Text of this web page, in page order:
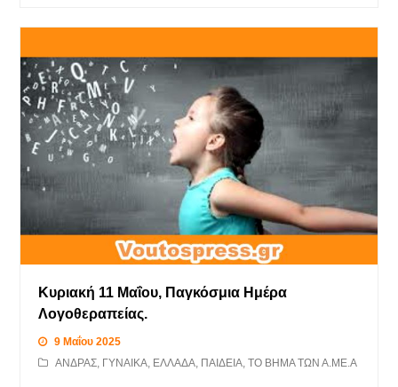
Κυριακή 11 Μαΐου, Παγκόσμια Ημέρα
Λογοθεραπείας.
9 Μαΐου 2025
ΑΝΔΡΑΣ, ΓΥΝΑΙΚΑ, ΕΛΛΑΔΑ, ΠΑΙΔΕΙΑ,ΤΟ ΒΗΜΑ ΤΩΝ Α.ΜΕ.Α